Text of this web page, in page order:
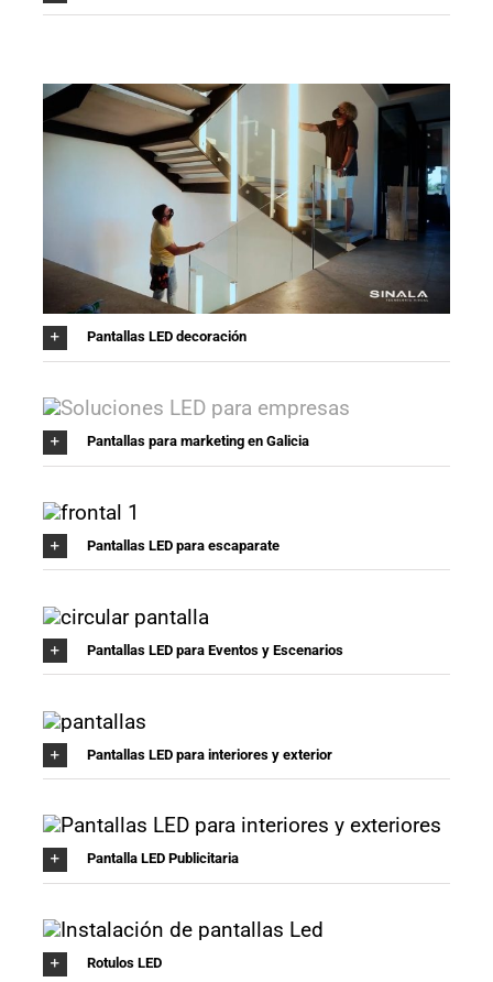
Pantallas LED decoración
Pantallas para marketing en Galicia
Pantallas LED para escaparate
Pantallas LED para Eventos y Escenarios
Pantallas LED para interiores y exterior
Pantalla LED Publicitaria
Rotulos LED